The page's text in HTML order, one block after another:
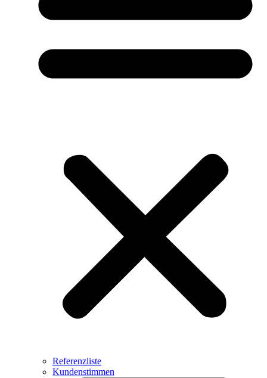
Referenzliste
Kundenstimmen